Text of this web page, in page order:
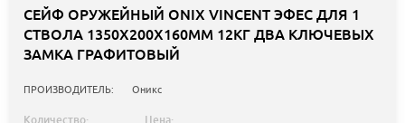
СЕЙФ ОРУЖЕЙНЫЙ ONIX VINCENT ЭФЕС ДЛЯ 1
СТВОЛА 1350Х200Х160ММ 12КГ ДВА КЛЮЧЕВЫХ
ЗАМКА ГРАФИТОВЫЙ
ПРОИЗВОДИТЕЛЬ: Оникс
Количество: Цена: